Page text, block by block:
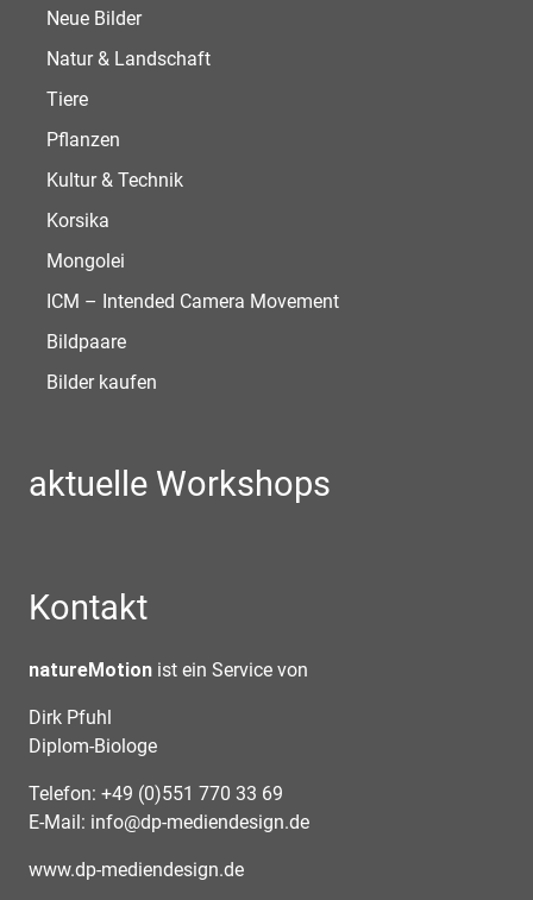
Neue Bilder
Natur & Landschaft
Tiere
Pflanzen
Kultur & Technik
Korsika
Mongolei
ICM – Intended Camera Movement
Bildpaare
Bilder kaufen
aktuelle Workshops
Kontakt
natureMotion ist ein Service von
Dirk Pfuhl
Diplom-Biologe
Telefon: +49 (0)551 770 33 69
E-Mail: info@dp-mediendesign.de
www.dp-mediendesign.de